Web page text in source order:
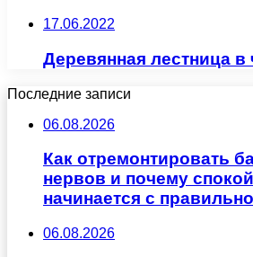
17.06.2022
Деревянная лестница в
Последние записи
06.08.2026
Как отремонтировать
нервов и почему
начинается с
06.08.2026